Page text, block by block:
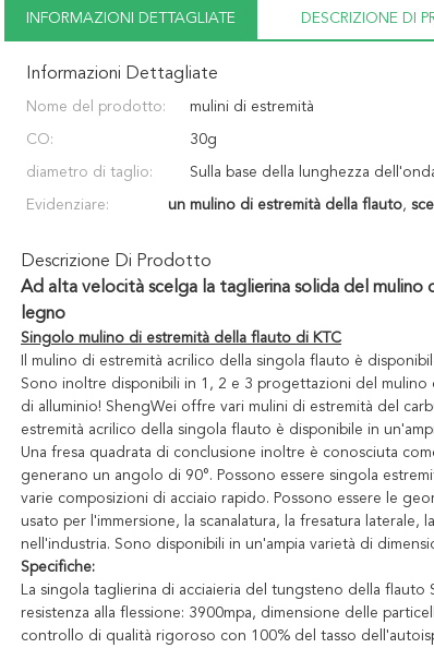
INFORMAZIONI DETTAGLIATE DESCRIZIONE DI
Informazioni Dettagliate
Nome del prodotto: mulini di estremità
CO: 30g
diametro di taglio: Sulla base della lunghezza
Evidenziare: un mulino di estremità della flauto,
Descrizione Di Prodotto
Ad alta velocità scelga la taglierina solida del
legno
Singolo mulino di estremità della flauto di KTC
Il mulino di estremità acrilico della singola flauto è
Sono inoltre disponibili in 1, 2 e 3 progettazioni del
di alluminio! ShengWei offre vari mulini di estremità del
estremità acrilico della singola flauto è disponibile in
Una fresa quadrata di conclusione inoltre è conosciuta
generano un angolo di 90°. Possono essere singola
varie composizioni di acciaio rapido. Possono essere le
usato per l'immersione, la scanalatura, la fresatura
nell'industria. Sono disponibili in un'ampia varietà di
Specifiche:
La singola taglierina di acciaieria del tungsteno della
resistenza alla flessione: 3900mpa, dimensione delle
controllo di qualità rigoroso con 100% del tasso